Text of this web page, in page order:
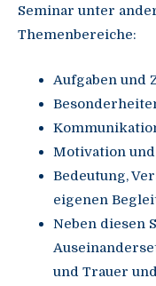
Seminar unter
Themenbereiche:
Aufgaben und
Motivation
Bedeutung,
eigenen
Neben diesen
und Trauer